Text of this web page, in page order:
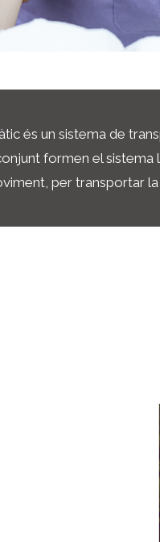
és un sistema de
formen el sistema
per transportar